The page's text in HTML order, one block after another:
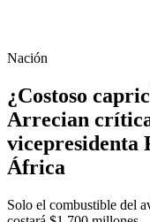
Nación
¿Costoso
Arrecian
vicepresidenta
África
Solo el combustible del